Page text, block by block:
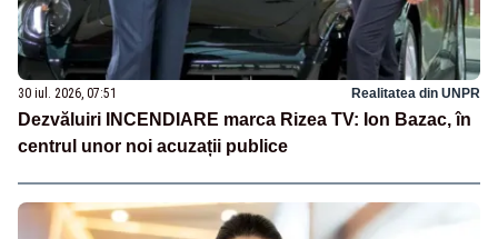
30 iul. 2026, 07:51 Realitatea din UNPR
Dezvăluiri INCENDIARE marca Rizea TV: Ion Bazac, în
centrul unor noi acuzații publice